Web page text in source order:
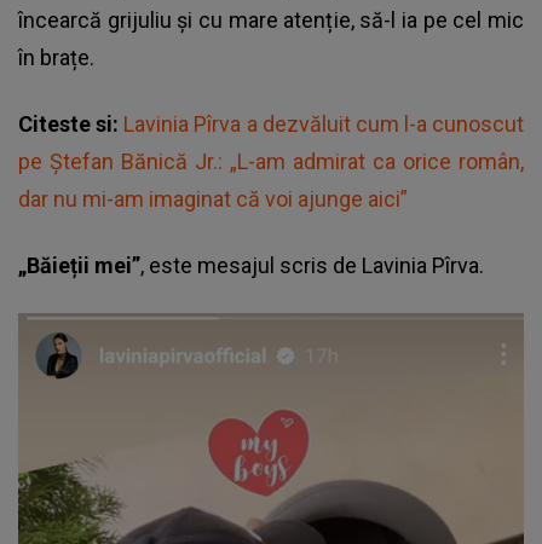
încearcă grijuliu și cu mare atenție, să-l ia pe cel mic
în brațe.
Citeste si: Lavinia Pîrva a dezvăluit cum l-a cunoscut
pe Ștefan Bănică Jr.: „L-am admirat ca orice român,
dar nu mi-am imaginat că voi ajunge aici”
„Băieții mei”, este mesajul scris de Lavinia Pîrva.